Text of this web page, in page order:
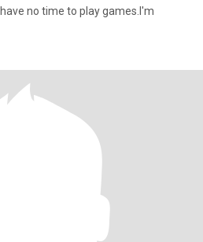
no time to play games.I'm